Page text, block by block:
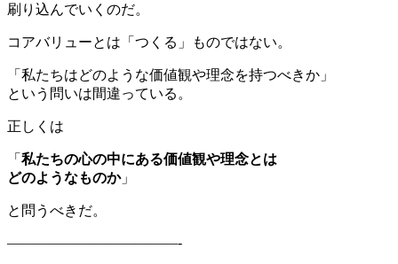
刷り込んでいくのだ。
コアバリューとは「つくる」ものではない。
「私たちはどのような価値観や理念を持つべきか」
という問いは間違っている。
正しくは
「 私たちの心の中にある価値観や理念とは
どのようなものか」
と問うべきだ。
————————————-